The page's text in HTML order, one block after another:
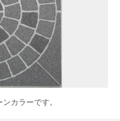
カラーです。